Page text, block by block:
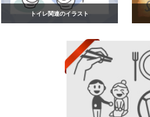
トイレ関連のイラスト